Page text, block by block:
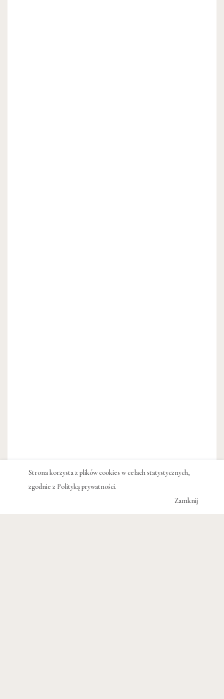
Strona korzysta z plików cookies w celach statystycznych,
zgodnie z Polityką prywatności.
Zamknij